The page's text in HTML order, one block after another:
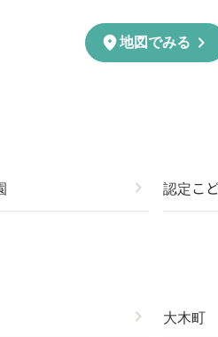
location_on地図でみる chevron_right
chevron_right 認定こ
chevron_right 大木町